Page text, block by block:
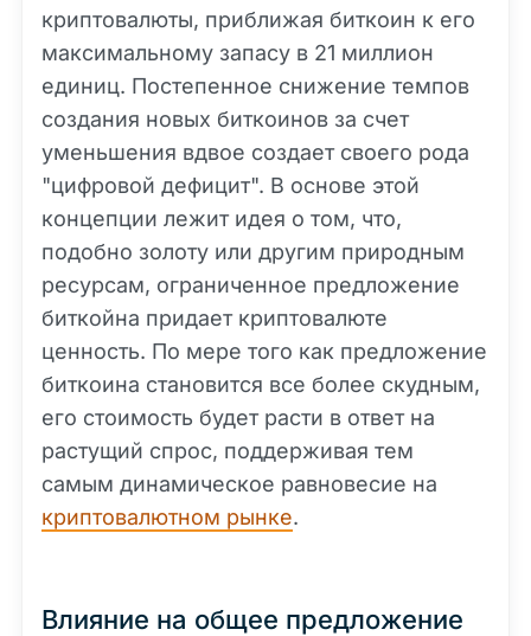
криптовалюты, приближая биткоин к его
максимальному запасу в 21 миллион
единиц. Постепенное снижение темпов
создания новых биткоинов за счет
уменьшения вдвое создает своего рода
"цифровой дефицит". В основе этой
концепции лежит идея о том, что,
подобно золоту или другим природным
ресурсам, ограниченное предложение
биткойна придает криптовалюте
ценность. По мере того как предложение
биткоина становится все более скудным,
его стоимость будет расти в ответ на
растущий спрос, поддерживая тем
самым динамическое равновесие на
криптовалютном рынке.
Влияние на общее предложение